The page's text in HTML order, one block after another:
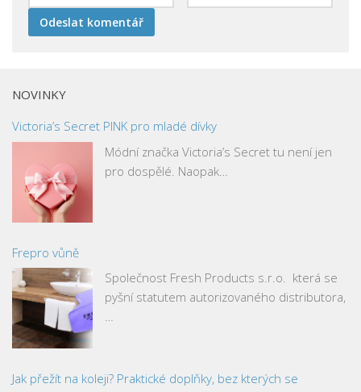
NOVINKY
Victoria’s Secret PINK pro mladé dívky
Módní značka Victoria’s Secret tu není jen
pro dospělé. Naopak…
Frepro vůně
Společnost Fresh Products s.r.o. která se
pyšní statutem autorizovaného distributora,
…
Jak přežít na koleji? Praktické doplňky, bez kterých se